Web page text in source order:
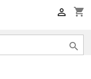
shopping_cart

